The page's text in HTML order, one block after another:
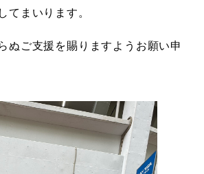
てまいります。
ぬご支援を賜りますようお願い申